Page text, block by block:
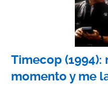
Timecop (1994):
momento y me